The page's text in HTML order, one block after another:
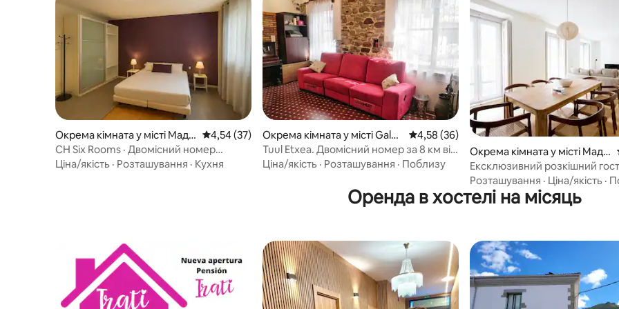
Окрема кімната у місті Мадр
ид
Середня оцінка: 4,54 з 5, відгуки: 37
4,54 (37)
CH Six Rooms · Двомісний номер
підвищеної комфортності
Ціна/якість · Розташування · Кухня
Окрема кімната у місті Galda
kao
Середня оцінка: 4,58 з 5, відгуки: 36
4,58 (36)
Tuul Etxea. Двомісний номер за 8 км від
Більбао (2)
Ціна/якість · Розташування · Поблизу
Окрема кімната у місті Мадр
ид
Ексклюзивний розкішний
будинок у центрі Мадрида
Розташування · Ціна/якість ·
Оренда в хостелі на місяць